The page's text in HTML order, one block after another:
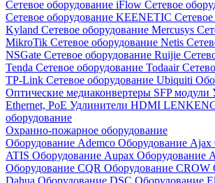
Сетевое оборудование iFlow Сетевое
Сетевое оборудование KEENETIC
Kyland Сетевое оборудование Mercusys
MikroTik Сетевое оборудование Netis
NSGate Сетевое оборудование Ruijie
Tenda Сетевое оборудование Todaair
TP-Link Сетевое оборудование Ubiquiti
Оптические медиаконвертеры SFP модули
Ethernet, PoE Удлинители HDMI
оборудование
Охранно-пожарное оборудование
Оборудование Ademco Оборудование Ajax
ATIS Оборудование Aupax Оборудование
Оборудование CQR Оборудование CROW
Dahua Оборудование DSC Оборудование